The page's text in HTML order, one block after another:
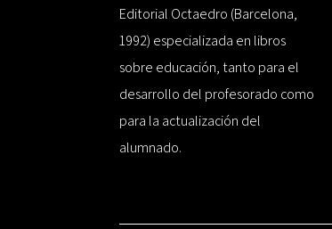
Editorial Octaedro (Barcelona,
1992) especializada en libros
sobre educación, tanto para el
desarrollo del profesorado como
para la actualización del
alumnado.